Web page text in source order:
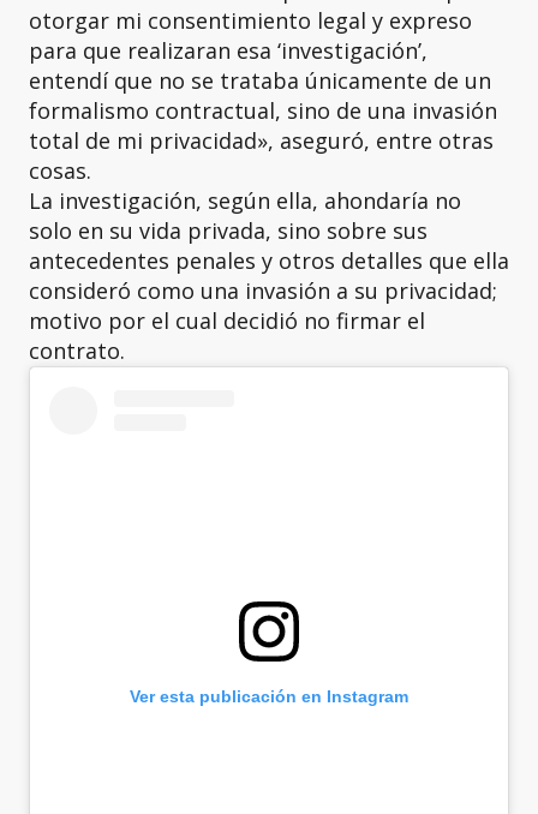
otorgar mi consentimiento legal y expreso
para que realizaran esa ‘investigación’,
entendí que no se trataba únicamente de un
formalismo contractual, sino de una invasión
total de mi privacidad», aseguró, entre otras
cosas.
La investigación, según ella, ahondaría no
solo en su vida privada, sino sobre sus
antecedentes penales y otros detalles que ella
consideró como una invasión a su privacidad;
motivo por el cual decidió no firmar el
contrato.
Ver esta publicación en Instagram